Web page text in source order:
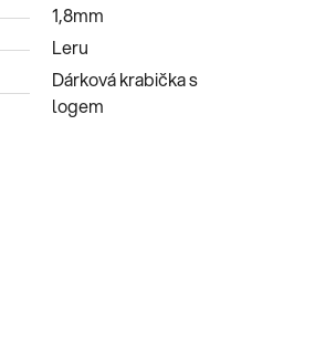
1,8mm
Leru
Dárková krabička s
logem